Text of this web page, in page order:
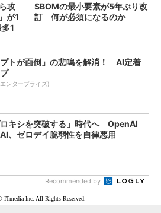
攻
が1
1
SBOMの最小要素が5年ぶり改
訂 何が必須になるのか
プトが面倒」の悲鳴を解消！ AI定着
ンタープライズ)
キシを突破する」時代へ OpenAI
、ゼロデイ脆弱性を自律悪用
Recommended by
ITmedia Inc. All Rights Reserved.